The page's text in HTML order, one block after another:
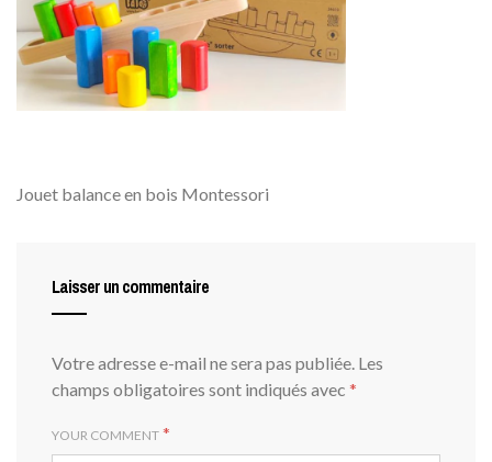
Jouet balance en bois Montessori
Laisser un commentaire
Votre adresse e-mail ne sera pas publiée. Les
champs obligatoires sont indiqués avec *
YOUR COMMENT *